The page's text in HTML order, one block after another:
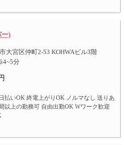
)
大宮区仲町2-53 KOHWAビル3階
4~5分
払いOK 終電上がりOK ノルマなし 送りあ
以上の勤務可 自由出勤OK Wワーク歓迎